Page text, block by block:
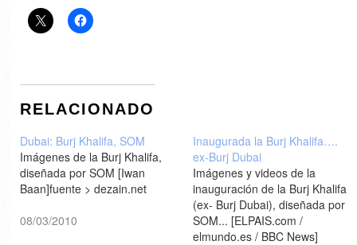
RELACIONADO
Dubai: Burj Khalifa, SOM
Imágenes de la Burj Khalifa,
diseñada por SOM [Iwan
Baan]fuente > dezain.net
08/03/2010
Inaugurada la Burj Khalifa….
ex-Burj Dubai
Imágenes y videos de la
inauguración de la Burj Khalifa
(ex- Burj Dubai), diseñada por
SOM... [ELPAIS.com /
elmundo.es / BBC News]